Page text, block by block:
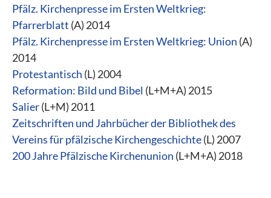
Pfälz. Kirchenpresse im Ersten Weltkrieg:
Pfarrerblatt (A) 2014
Pfälz. Kirchenpresse im Ersten Weltkrieg: Union (A)
2014
Protestantisch (L) 2004
Reformation: Bild und Bibel (L+M+A) 2015
Salier(L+M) 2011
Zeitschriften und Jahrbücher der Bibliothek des
Vereins für pfälzische Kirchengeschichte(L) 2007
200 Jahre Pfälzische Kirchenunion (L+M+A) 2018